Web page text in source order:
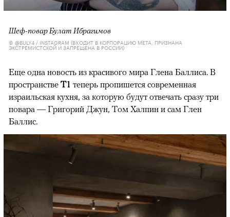
Шеф-повар Булат Ибрагимов
© @BULY4 / INSTAGRAM (ВХОДИТ В КОРПОРАЦИЮ META, ПРИЗНАНА
ЭКСТРЕМИСТСКОЙ И ЗАПРЕЩЕНА В РОССИИ)
Еще одна новость из красивого мира Глена Баллиса. В
пространстве T1 теперь пропишется современная
израильская кухня, за которую будут отвечать сразу три
повара — Григорий Джун, Том Халпин и сам Глен
Баллис.